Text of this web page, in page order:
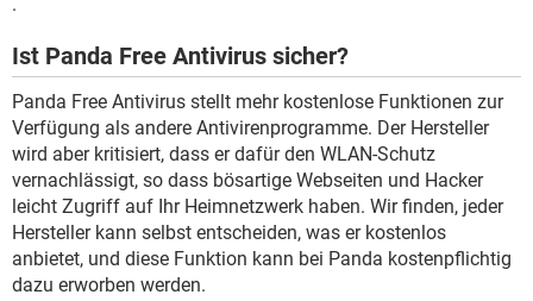
Ist Panda Free Antivirus sicher?
Panda Free Antivirus stellt mehr kostenlose Funktionen zur
Verfügung als andere Antivirenprogramme. Der Hersteller
wird aber kritisiert, dass er dafür den WLAN-Schutz
vernachlässigt, so dass bösartige Webseiten und Hacker
leicht Zugriff auf Ihr Heimnetzwerk haben. Wir finden, jeder
Hersteller kann selbst entscheiden, was er kostenlos
anbietet, und diese Funktion kann bei Panda kostenpflichtig
dazu erworben werden.